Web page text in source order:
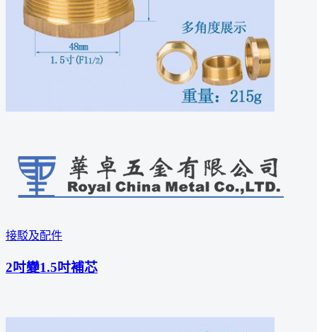
接駁及配件
2吋變1.5吋補芯